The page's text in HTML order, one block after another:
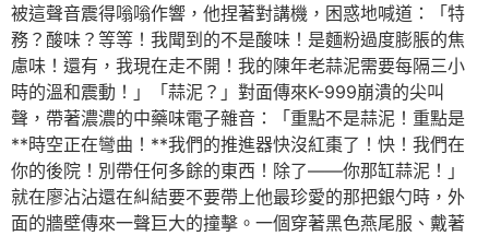
被這聲音震得嗡嗡作響，他捏著對講機，困惑地喊道：「特
務？酸味？等等！我聞到的不是酸味！是麵粉過度膨脹的焦
慮味！還有，我現在走不開！我的陳年老蒜泥需要每隔三小
時的溫和震動！」「蒜泥？」對面傳來K-999崩潰的尖叫
聲，帶著濃濃的中藥味電子雜音：「重點不是蒜泥！重點是
**時空正在彎曲！**我們的推進器快沒紅棗了！快！我們在
你的後院！別帶任何多餘的東西！除了——你那缸蒜泥！」
就在廖沾沾還在糾結要不要帶上他最珍愛的那把銀勺時，外
面的牆壁傳來一聲巨大的撞擊。一個穿著黑色燕尾服、戴著